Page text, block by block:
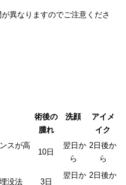
異なりますのでご注意くださ
術後の
腫れ
洗顔
アイメ
イク
スが高
10日
翌日か
ら
2日後か
ら
没法 3日
翌日か 2日後か